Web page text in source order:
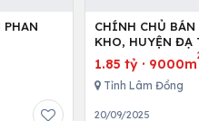
CHÍNH CHỦ
KHO,
1.85 tỷ · 9000m
Tỉnh Lâm Đồng
20/09/2025